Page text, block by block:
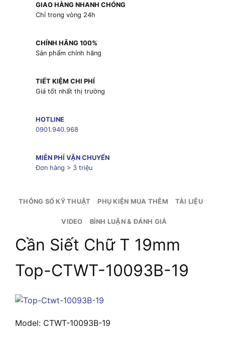
GIAO HÀNG NHANH CHÓNG
Chỉ trong vòng 24h
CHÍNH HÃNG 100%
Sản phẩm chính hãng
TIẾT KIỆM CHI PHÍ
Giá tốt nhất thị trường
HOTLINE
0901.940.968
MIỄN PHÍ VẬN CHUYỂN
Đơn hàng > 3 triệu
THÔNG SỐ KỸ THUẬT PHỤ KIỆN MUA THÊM TÀI LIỆU
VIDEO BÌNH LUẬN & ĐÁNH GIÁ
Cần Siết Chữ T 19mm
Top-CTWT-10093B-19
Model: CTWT-10093B-19